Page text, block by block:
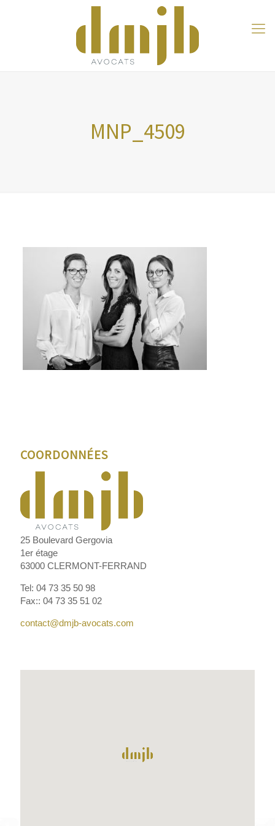
MNP_4509
COORDONNÉES
25 Boulevard Gergovia
1er étage
63000 CLERMONT-FERRAND
Tel: 04 73 35 50 98
Fax:: 04 73 35 51 02
contact@dmjb-avocats.com